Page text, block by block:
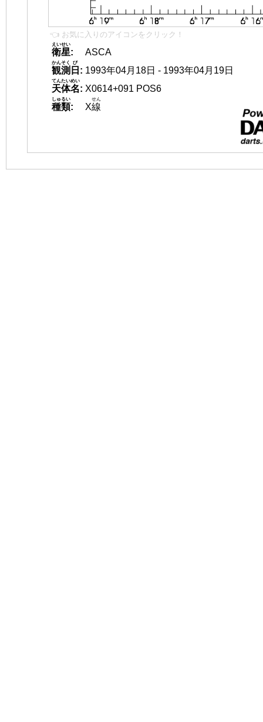
👈 お気に入りのアイコンをクリック！
衛星
えいせい
:
ASCA
観測
かんそく
日
び
: 1993年04月18日 - 1993年04月19日
天体名
てんたいめい
: X0614+091 POS6
種類
しゅるい
: X線
せん